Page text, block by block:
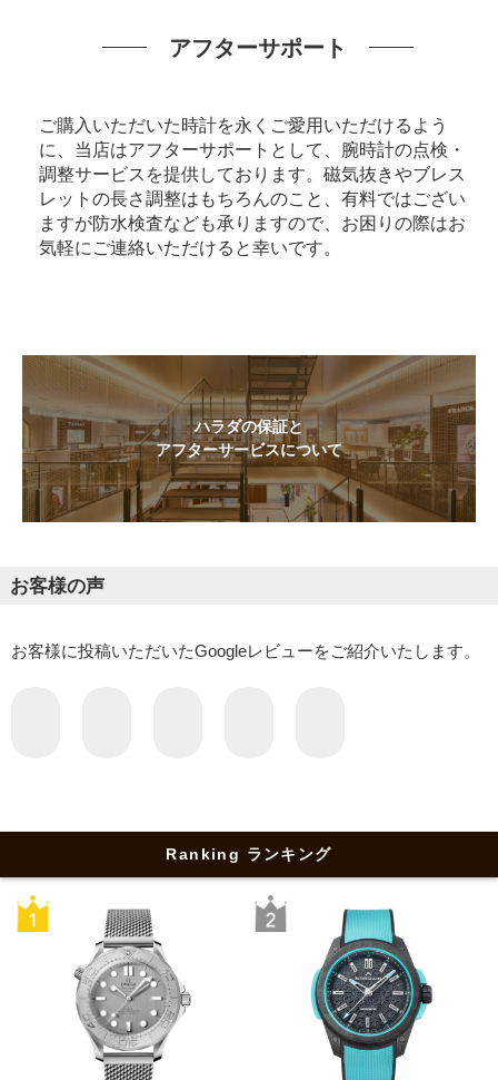
アフターサポート
ご購入いただいた時計を永くご愛用いただけるよう
に、当店はアフターサポートとして、腕時計の点検・
調整サービスを提供しております。磁気抜きやブレス
レットの長さ調整はもちろんのこと、有料ではござい
ますが防水検査なども承りますので、お困りの際はお
気軽にご連絡いただけると幸いです。
ハラダの保証と
アフターサービスについて
お客様の声
お客様に投稿いただいたGoogleレビューをご紹介いたします。
Ranking ランキング